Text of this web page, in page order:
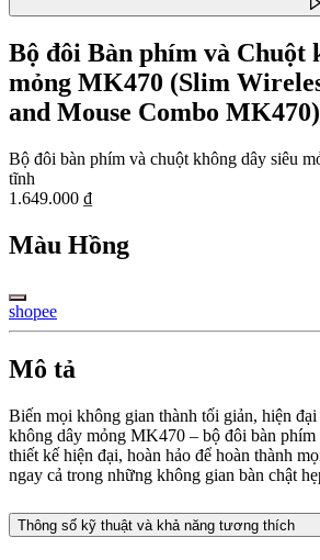
Bộ đôi Bàn phím và Chuột
mỏng MK470 (Slim
and Mouse Combo MK470)
Bộ đôi bàn phím và chuột không dây siêu
tĩnh
1.649.000 ₫
Màu Hồng
shopee
Mô tả
Biến mọi không gian thành tối giản, hiện
không dây mỏng MK470 – bộ đôi bàn phím
thiết kế hiện đại, hoàn hảo để hoàn thành
ngay cả trong những không gian bàn chật
Thông số kỹ thuật và khả năng tương thích